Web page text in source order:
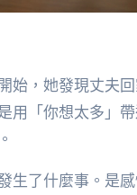
始，她發現丈夫
用「你想太多」
生了什麼事。是